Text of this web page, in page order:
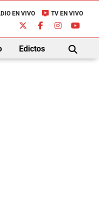
EN VIVO live_tv TV EN VIVO
Edictos
BUSCAR